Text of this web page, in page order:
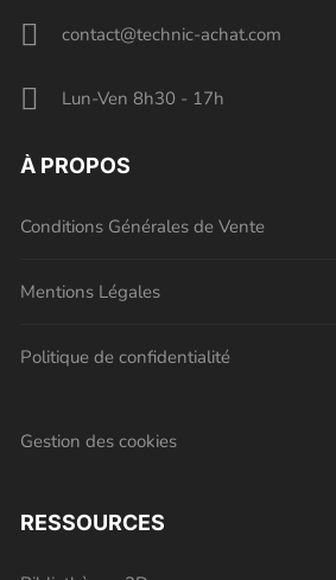
contact@technic-achat.com
Lun-Ven 8h30 - 17h
À PROPOS
Conditions Générales de Vente
Mentions Légales
Politique de confidentialité
Gestion des cookies
RESSOURCES